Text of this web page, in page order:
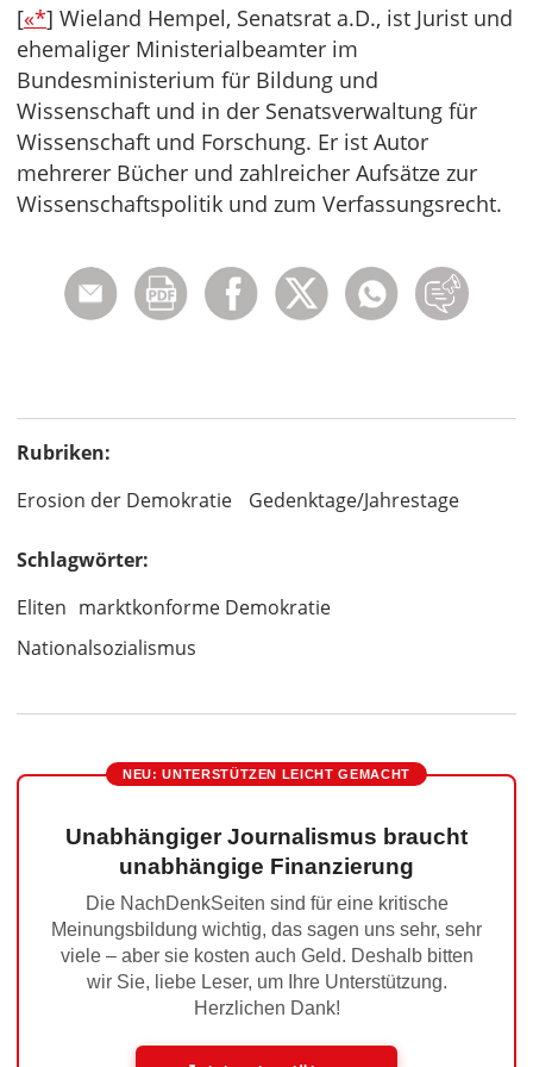
[«*] Wieland Hempel, Senatsrat a.D., ist Jurist und
ehemaliger Ministerialbeamter im
Bundesministerium für Bildung und
Wissenschaft und in der Senatsverwaltung für
Wissenschaft und Forschung. Er ist Autor
mehrerer Bücher und zahlreicher Aufsätze zur
Wissenschaftspolitik und zum Verfassungsrecht.
Rubriken:
Erosion der Demokratie
Gedenktage/Jahrestage
Schlagwörter:
Eliten marktkonforme Demokratie
Nationalsozialismus
NEU: UNTERSTÜTZEN LEICHT GEMACHT
Unabhängiger Journalismus braucht
unabhängige Finanzierung
Die NachDenkSeiten sind für eine kritische
Meinungsbildung wichtig, das sagen uns sehr, sehr
viele – aber sie kosten auch Geld. Deshalb bitten
wir Sie, liebe Leser, um Ihre Unterstützung.
Herzlichen Dank!